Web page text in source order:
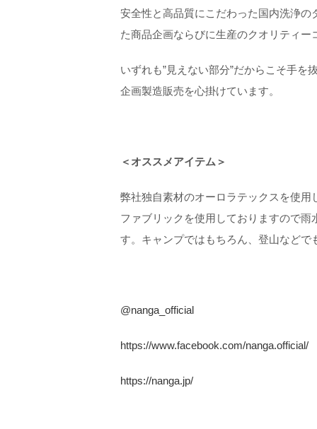
安全性と高品質にこだわった国内洗浄
た商品企画ならびに生産のクオリティー
いずれも”見えない部分”だからこそ手
企画製造販売を心掛けています。
＜オススメアイテム＞
弊社独自素材のオーロラテックスを使
ファブリックを使用しておりますので
す。キャンプではもちろん、登山など
@nanga_official
https://www.facebook.com/nanga.official/
https://nanga.jp/